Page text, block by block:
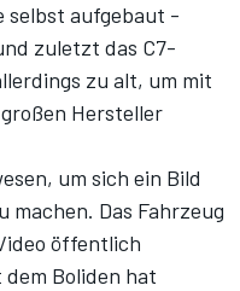
selbst aufgebaut -
zuletzt das C7-
zu alt, um mit
Hersteller
um sich ein Bild
Das Fahrzeug
öffentlich
Boliden hat